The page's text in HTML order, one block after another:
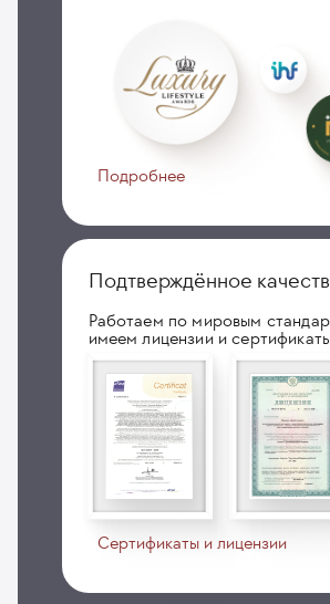
Подробнее
Подтверждённое
Работаем по мировым
имеем лицензии и
Сертификаты и лицензии